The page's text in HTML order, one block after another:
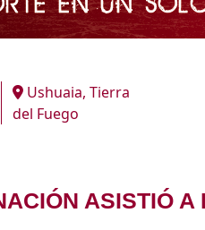
Ushuaia, Tierra
del Fuego
ASISTIÓ A